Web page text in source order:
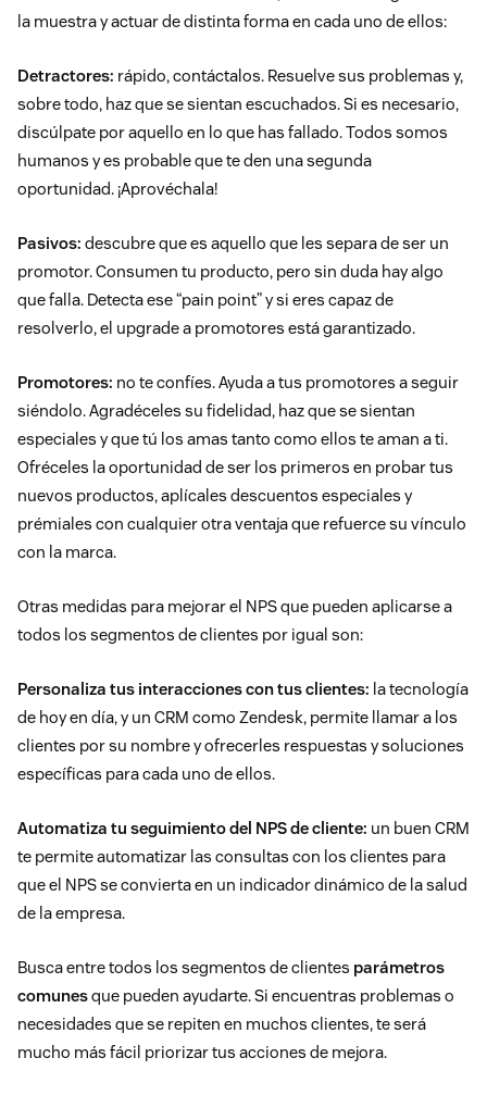
la muestra y actuar de distinta forma en cada uno de ellos:
Detractores: rápido, contáctalos. Resuelve sus problemas y,
sobre todo, haz que se sientan escuchados. Si es necesario,
discúlpate por aquello en lo que has fallado. Todos somos
humanos y es probable que te den una segunda
oportunidad. ¡Aprovéchala!
Pasivos: descubre que es aquello que les separa de ser un
promotor. Consumen tu producto, pero sin duda hay algo
que falla. Detecta ese “pain point” y si eres capaz de
resolverlo, el upgrade a promotores está garantizado.
Promotores: no te confíes. Ayuda a tus promotores a seguir
siéndolo. Agradéceles su fidelidad, haz que se sientan
especiales y que tú los amas tanto como ellos te aman a ti.
Ofréceles la oportunidad de ser los primeros en probar tus
nuevos productos, aplícales descuentos especiales y
prémiales con cualquier otra ventaja que refuerce su vínculo
con la marca.
Otras medidas para mejorar el NPS que pueden aplicarse a
todos los segmentos de clientes por igual son:
Personaliza tus interacciones con tus clientes: la tecnología
de hoy en día, y un CRM como Zendesk, permite llamar a los
clientes por su nombre y ofrecerles respuestas y soluciones
específicas para cada uno de ellos.
Automatiza tu seguimiento del NPS de cliente: un buen CRM
te permite automatizar las consultas con los clientes para
que el NPS se convierta en un indicador dinámico de la salud
de la empresa.
Busca entre todos los segmentos de clientes parámetros
comunesque pueden ayudarte. Si encuentras problemas o
necesidades que se repiten en muchos clientes, te será
mucho más fácil priorizar tus acciones de mejora.